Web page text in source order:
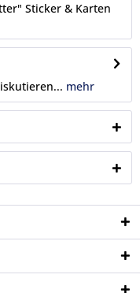
Sticker & Karten
mehr